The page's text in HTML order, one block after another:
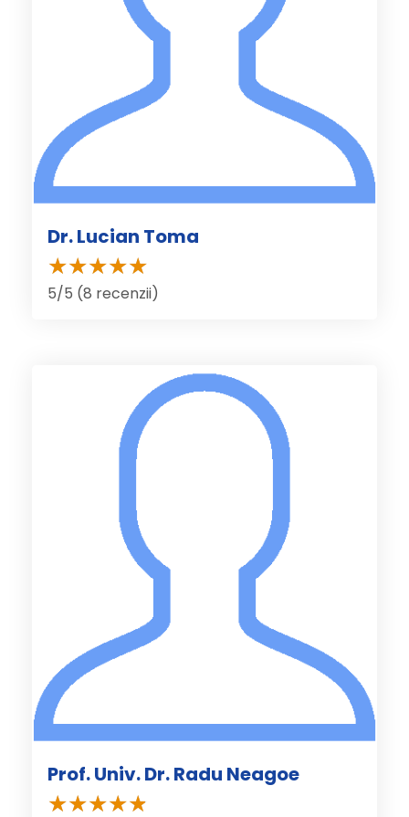
Dr. Lucian Toma
5/5 (8 recenzii)
Prof. Univ. Dr. Radu Neagoe